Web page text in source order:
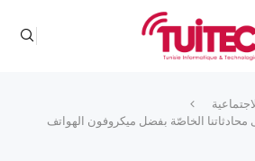
الخاصّة بفضل ميكروفون الهواتف